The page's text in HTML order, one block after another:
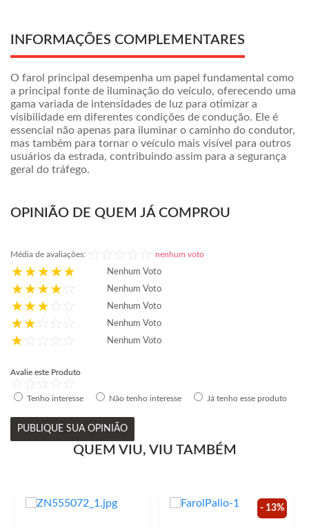
INFORMAÇÕES COMPLEMENTARES
O farol principal desempenha um papel fundamental como
a principal fonte de iluminação do veículo, oferecendo uma
gama variada de intensidades de luz para otimizar a
visibilidade em diferentes condições de condução. Ele é
essencial não apenas para iluminar o caminho do condutor,
mas também para tornar o veículo mais visível para outros
usuários da estrada, contribuindo assim para a segurança
geral do tráfego.
OPINIÃO DE QUEM JÁ COMPROU
Média de avaliações: nenhum voto
Nenhum Voto
Nenhum Voto
Nenhum Voto
Nenhum Voto
Nenhum Voto
Avalie este Produto
Tenho interesse Não tenho interesse Já tenho esse produto
PUBLIQUE SUA OPINIÃO
QUEM VIU, VIU TAMBÉM
- 13%